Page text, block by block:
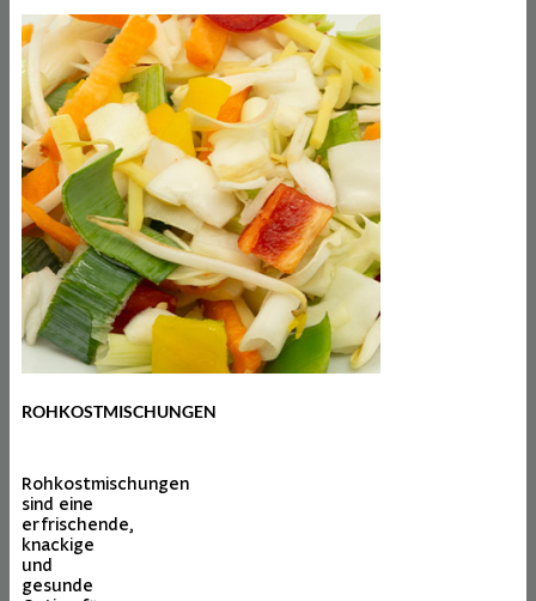
ROHKOSTMISCHUNGEN
Rohkostmischungen
sind eine
erfrischende,
knackige
und
gesunde